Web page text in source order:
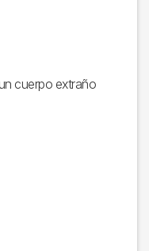
cuerpo extraño